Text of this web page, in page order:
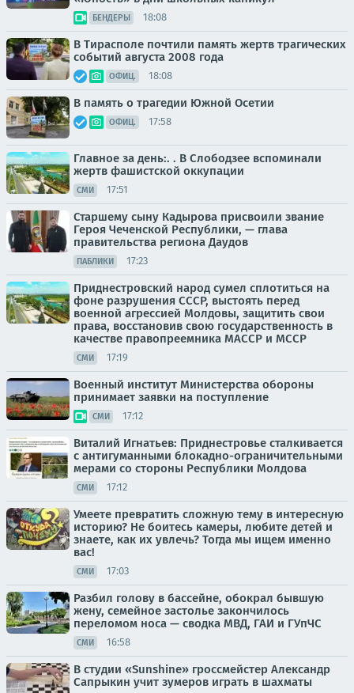
БЕНДЕРЫ 18:08
В Тирасполе почтили память жертв трагических
событий августа 2008 года
ОФИЦ. 18:08
В память о трагедии Южной Осетии
ОФИЦ. 17:58
Главное за день:. . В Слободзее вспоминали
жертв фашистской оккупации
СМИ 17:51
Старшему сыну Кадырова присвоили звание
Героя Чеченской Республики, — глава
правительства региона Даудов
ПАБЛИКИ 17:23
Приднестровский народ сумел сплотиться на
фоне разрушения СССР, выстоять перед
военной агрессией Молдовы, защитить свои
права, восстановив свою государственность в
качестве правопреемника МАССР и МССР
СМИ 17:19
Военный институт Министерства обороны
принимает заявки на поступление
СМИ 17:12
Виталий Игнатьев: Приднестровье сталкивается
с антигуманными блокадно-ограничительными
мерами со стороны Республики Молдова
СМИ 17:12
Умеете превратить сложную тему в интересную
историю? Не боитесь камеры, любите детей и
знаете, как их увлечь? Тогда мы ищем именно
вас!
СМИ 17:03
Разбил голову в бассейне, обокрал бывшую
жену, семейное застолье закончилось
переломом носа — сводка МВД, ГАИ и ГУпЧС
СМИ 16:58
В студии «Sunshine» гроссмейстер Александр
Сапрыкин учит зумеров играть в шахматы